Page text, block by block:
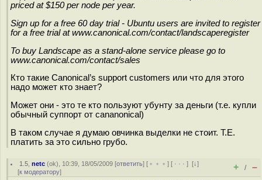
priced at $150 per node per year.
Sign up for a free 60 day trial - Ubuntu users are invited to register
for a free trial at www.canonical.com/contact/landscaperegister
To buy Landscape as a stand-alone service please go to
www.canonical.com/contact/sales
Кто такие Canonical’s support customers или что для этого
надо может кто знает?
Может они - это те кто пользуют убунту за деньги (т.е. купли
обычный суппорт от cananonical)
В таком случае я думаю овчинка выделки не стоит. Т.Е.
платить за это сильно грубо.
1.5 ,netc (ok), 10:39, 18/05/2009 [ответить] [ ﹢﹢﹢] [ · · ·][↓]
[к модератору] + / –